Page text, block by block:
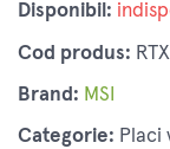
Disponibil:
Cod produs:
Brand: MSI
Categorie: Placi